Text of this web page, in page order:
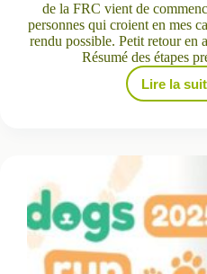
de la FRC vient de
personnes qui croient en mes
rendu possible. Petit retour en
Résumé des étapes
Lire la